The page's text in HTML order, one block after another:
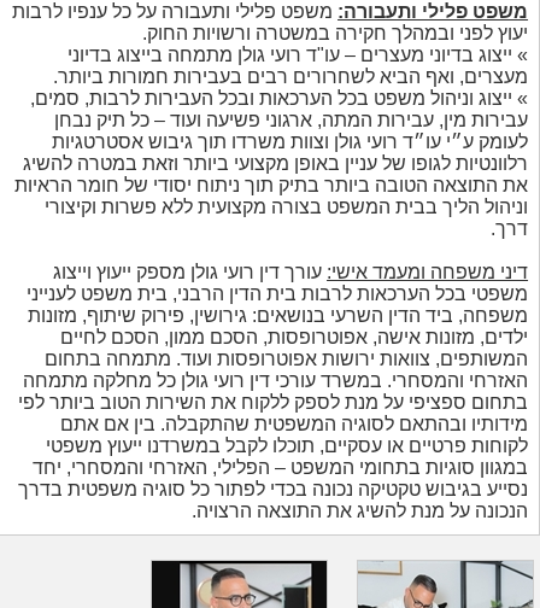
משפט פלילי ותעבורה: משפט פלילי ותעבורה על כל ענפיו לרבות
יעוץ לפני ובמהלך חקירה במשטרה ורשויות החוק.
» ייצוג בדיוני מעצרים – עו"ד רועי גולן מתמחה בייצוג בדיוני
מעצרים, ואף הביא לשחרורים רבים בעבירות חמורות ביותר.
» ייצוג וניהול משפט בכל הערכאות ובכל העבירות לרבות, סמים,
עבירות מין, עבירות המתה, ארגוני פשיעה ועוד – כל תיק נבחן
לעומק ע״י עו״ד רועי גולן וצוות משרדו תוך גיבוש אסטרטגיות
רלוונטיות לגופו של עניין באופן מקצועי ביותר וזאת במטרה להשיג
את התוצאה הטובה ביותר בתיק תוך ניתוח יסודי של חומר הראיות
וניהול הליך בבית המשפט בצורה מקצועית ללא פשרות וקיצורי
דרך.
דיני משפחה ומעמד אישי: עורך דין רועי גולן מספק ייעוץ וייצוג
משפטי בכל הערכאות לרבות בית הדין הרבני, בית משפט לענייני
משפחה, ביד הדין השרעי בנושאים: גירושין, פירוק שיתוף, מזונות
ילדים, מזונות אישה, אפוטרופסות, הסכם ממון, הסכם לחיים
המשותפים, צוואות ירושות אפוטרופסות ועוד. מתמחה בתחום
האזרחי והמסחרי. במשרד עורכי דין רועי גולן כל מחלקה מתמחה
בתחום ספציפי על מנת לספק ללקוח את השירות הטוב ביותר לפי
מידותיו ובהתאם לסוגיה המשפטית שהתקבלה. בין אם אתם
לקוחות פרטיים או עסקיים, תוכלו לקבל במשרדנו ייעוץ משפטי
במגוון סוגיות בתחומי המשפט – הפלילי, האזרחי והמסחרי, יחד
נסייע בגיבוש טקטיקה נכונה בכדי לפתור כל סוגיה משפטית בדרך
הנכונה על מנת להשיג את התוצאה הרצויה.